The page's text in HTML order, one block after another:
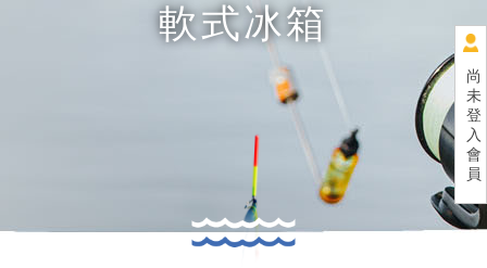
尚
未
登
入
會
員
軟式冰箱